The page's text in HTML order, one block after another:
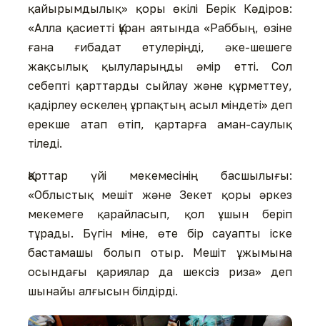
қайырымдылық» қоры өкілі Берік Кәдіров:
«Алла қасиетті Құран аятында «Раббың, өзіне
ғана ғибадат етулеріңді, әке-шешеге
жақсылық қылуларыңды әмір етті. Сол
себепті қарттарды сыйлау және құрметтеу,
қадірлеу өскелең ұрпақтың асыл міндеті» деп
ерекше атап өтіп, қартарға аман-саулық
тіледі.
Қарттар үйі мекемесінің басшылығы:
«Облыстық мешіт және Зекет қоры әркез
мекемеге қарайласып, қол ұшын беріп
тұрады. Бүгін міне, өте бір сауапты іске
бастамашы болып отыр. Мешіт ұжымына
осындағы қариялар да шексіз риза» деп
шынайы алғысын білдірді.